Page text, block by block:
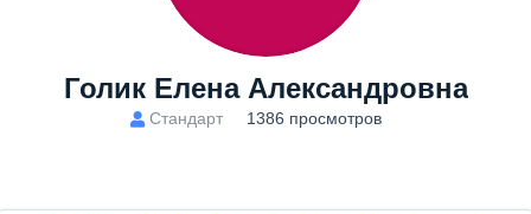
Голик Елена Александровна
Стандарт 1386 просмотров